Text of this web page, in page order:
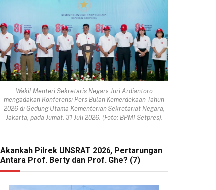
Wakil Menteri Sekretaris Negara Juri Ardiantoro
mengadakan Konferensi Pers Bulan Kemerdekaan Tahun
2026 di Gedung Utama Kementerian Sekretariat Negara,
Jakarta, pada Jumat, 31 Juli 2026. (Foto: BPMI Setpres).
Akankah Pilrek UNSRAT 2026, Pertarungan
Antara Prof. Berty dan Prof. Ghe? (7)